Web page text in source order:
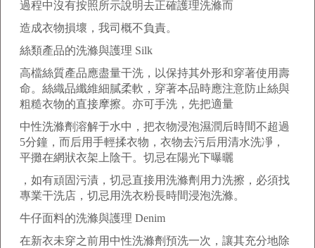
過程中沒有按照所示說明去正確護理洗滌而
造成衣物損壞，我司概不負責。
絲類產品的洗滌與護理 Silk
高檔絲質產品應盡量干洗，以保持其外形和穿著使用壽
命。絲織品纖維細膩柔軟，穿著本品時應注意防止絲與
粗糙衣物的直接摩擦。亦可手洗，先把適量
中性洗滌劑溶解于水中，把衣物浸泡濕潤后時間不超過
5分鐘，而后用手輕揉衣物，衣物去污后用清水洗凈，
平攤在網狀衣架上陰干。切忌在陽光下曝曬
，如有頑固污漬，切忌直接用洗滌劑用力洗擦，必須找
專業干洗店，切忌用洗衣粉長時間浸泡洗滌。
牛仔面料的洗滌與護理 Denim
在新衣未穿之前用中性洗滌劑預洗一次，讓其充分地除